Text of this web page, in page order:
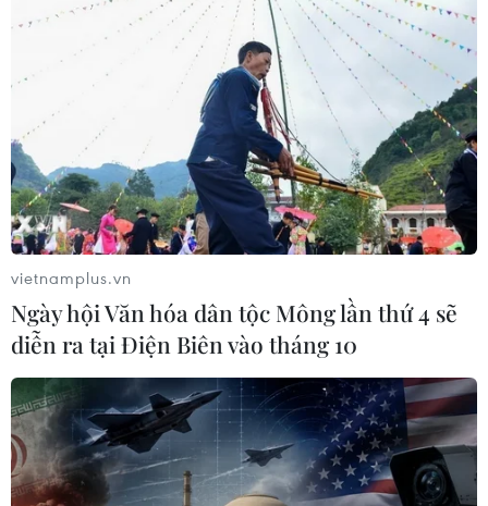
vietnamplus.vn
Ngày hội Văn hóa dân tộc Mông lần thứ 4 sẽ
diễn ra tại Điện Biên vào tháng 10